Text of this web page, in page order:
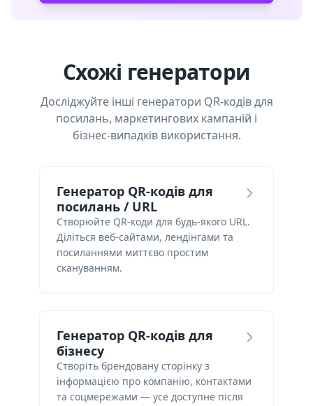
Схожі генератори
Досліджуйте інші генератори QR-кодів для
посилань, маркетингових кампаній і
бізнес-випадків використання.
Генератор QR-кодів для
посилань / URL
Створюйте QR-коди для будь-якого URL.
Діліться веб-сайтами, лендінгами та
посиланнями миттєво простим
скануванням.
Генератор QR-кодів для
бізнесу
Створіть брендовану сторінку з
інформацією про компанію, контактами
та соцмережами — усе доступне після